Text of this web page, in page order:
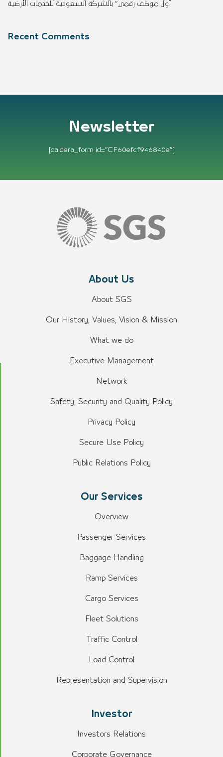
أول موظف رقمي” بالشركة السعودية للخدمات الأرضية
Recent Comments
Newsletter
[caldera_form id=”CF60efcf946840e”]
About Us
About SGS
Our History, Values, Vision & Mission
What we do
Executive Management
Network
Safety, Security and Quality Policy
Privacy Policy
Secure Use Policy
Public Relations Policy
Our Services
Overview
Passenger Services
Baggage Handling
Ramp Services
Cargo Services
Fleet Solutions
Traffic Control
Load Control
Representation and Supervision
Investor
Investors Relations
Corporate Governance